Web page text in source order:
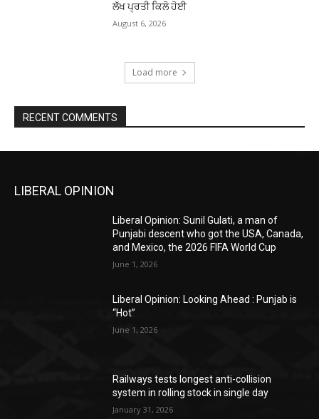
ਲੱਖ ਪ੍ਰਤੀ ਕਿਲੋ ਹੋਈ
August 6, 2026
Load more
RECENT COMMENTS
LIBERAL OPINION
Liberal Opinion: Sunil Gulati, a man of
Punjabi descent who got the USA, Canada,
and Mexico, the 2026 FIFA World Cup
June 1, 2026
Liberal Opinion: Looking Ahead : Punjab is
“Hot”
June 1, 2026
Railways tests longest anti-collision
system in rolling stock in single day
January 31, 2026